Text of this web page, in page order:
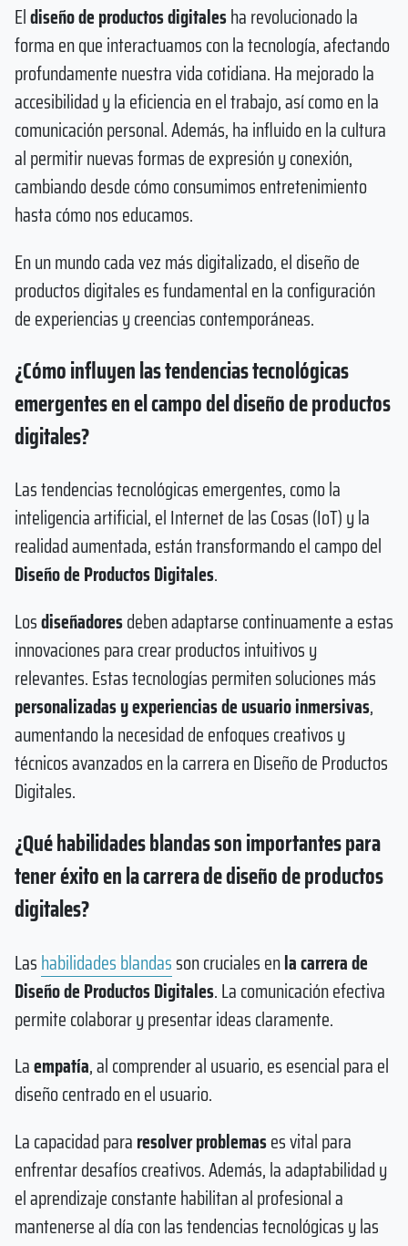
Eldiseño de productos digitalesha revolucionado la
forma en que interactuamos con la tecnología, afectando
profundamente nuestra vida cotidiana. Ha mejorado la
accesibilidad y la eficiencia en el trabajo, así como en la
comunicación personal. Además, ha influido en la cultura
al permitir nuevas formas de expresión y conexión,
cambiando desde cómo consumimos entretenimiento
hasta cómo nos educamos.
En un mundo cada vez más digitalizado, el diseño de
productos digitales es fundamental en la configuración
de experiencias y creencias contemporáneas.
¿Cómo influyen las tendencias tecnológicas
emergentes en el campo del diseño de productos
digitales?
Las tendencias tecnológicas emergentes, como la
inteligencia artificial, el Internet de las Cosas (IoT) y la
realidad aumentada, están transformando el campo del
Diseño de Productos Digitales.
Losdiseñadoresdeben adaptarse continuamente a estas
innovaciones para crear productos intuitivos y
relevantes. Estas tecnologías permiten soluciones más
personalizadas y experiencias de usuario inmersivas,
aumentando la necesidad de enfoques creativos y
técnicos avanzados en la carrera en Diseño de Productos
Digitales.
¿Qué habilidades blandas son importantes para
tener éxito en la carrera de diseño de productos
digitales?
Lashabilidades blandasson cruciales enla carrera de
Diseño de Productos Digitales. La comunicación efectiva
permite colaborar y presentar ideas claramente.
Laempatía, al comprender al usuario, es esencial para el
diseño centrado en el usuario.
La capacidad pararesolver problemases vital para
enfrentar desafíos creativos. Además, la adaptabilidad y
el aprendizaje constante habilitan al profesional a
mantenerse al día con las tendencias tecnológicas y las